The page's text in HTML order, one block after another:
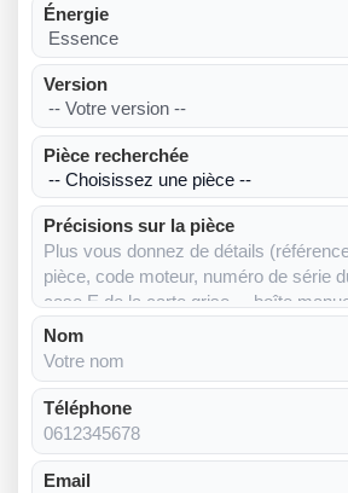
Énergie
Version
Pièce recherchée
Précisions sur la pièce
Nom
Téléphone
Email